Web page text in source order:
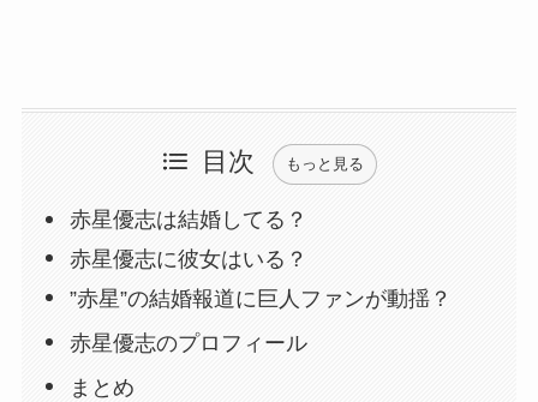
目次 もっと見る
赤星優志は結婚してる？
赤星優志に彼女はいる？
”赤星”の結婚報道に巨人ファンが動揺？
赤星優志のプロフィール
まとめ